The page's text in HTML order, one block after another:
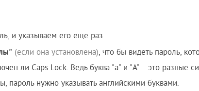
и указываем его еще раз.
(если она установлена), что бы видеть пароль,
ли Caps Lock. Ведь буква "a" и "A" – это разные
пароль нужно указывать английскими буквами.